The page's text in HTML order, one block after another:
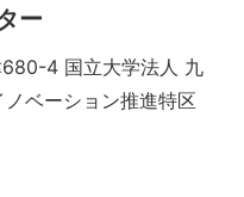
ー
4 国立大学法人 九
ベーション推進特区